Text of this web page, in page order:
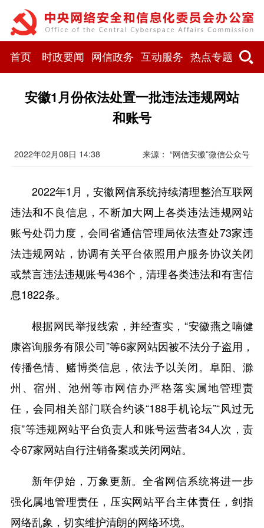
首页 时政要闻 网信政务 互动服务 热点专题
安徽1月份依法处置一批违法违规网站
和账号
2022年02月08日 14:38 来源： “网信安徽”微信公众号
2022年1月，安徽网信系统持续清理整治互联网
违法和不良信息，不断加大网上各类违法违规网站
账号处罚力度，会同省通信管理局依法查处73家违
法违规网站，协调有关平台依照用户服务协议关闭
或禁言违法违规账号436个，清理各类违法和有害信
息1822条。
根据网民举报线索，并经查实，“安徽燕之喃健
康咨询服务有限公司”等6家网站因被不法分子盗用，
传播色情、赌博类信息，依法予以关闭。阜阳、滁
州、宿州、池州等市网信办严格落实属地管理责
任，会同相关部门联合约谈“188手机论坛”“风过无
痕”等违规网站平台负责人和账号运营者34人次，责
令67家网站自行注销备案或关闭网站。
新年伊始，万象更新。全省网信系统将进一步
强化属地管理责任，压实网站平台主体责任，剑指
网络乱象，切实维护清朗的网络环境。